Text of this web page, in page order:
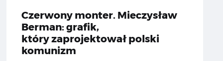
Czerwony monter. Mieczysław
Berman: grafik,
który zaprojektował polski
komunizm